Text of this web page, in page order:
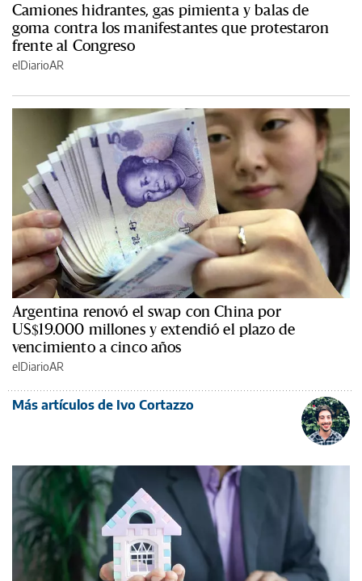
Camiones hidrantes, gas pimienta y balas de
goma contra los manifestantes que protestaron
frente al Congreso
elDiarioAR
Argentina renovó el swap con China por
US$19.000 millones y extendió el plazo de
vencimiento a cinco años
elDiarioAR
Más artículos de Ivo Cortazzo